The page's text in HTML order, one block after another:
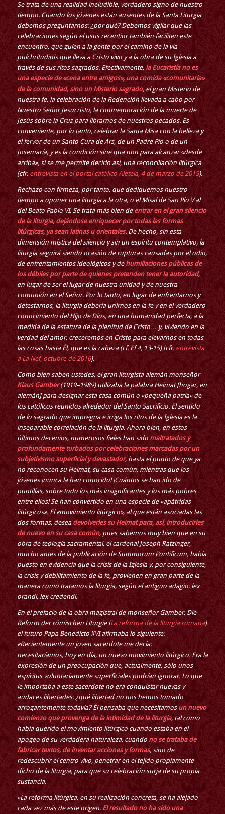
Se trata de una realidad ineludible, verdadero signo de nuestro
tiempo. Cuando los jóvenes están ausentes de la Santa Liturgia
debemos preguntarnos: ¿por qué? Debemos vigilar que las
celebraciones según el usus recentior también faciliten este
encuentro, que guíen a la gente por el camino de la via
pulchritudinis que lleva a Cristo vivo y a la obra de su Iglesia a
través de sus ritos sagrados. Efectivamente, la Eucaristía no es
una especie de «cena entre amigos», una comida «comunitaria»
de la comunidad, sino un Misterio sagrado, el gran Misterio de
nuestra fe, la celebración de la Redención llevada a cabo por
Nuestro Señor Jesucristo, la conmemoración de la muerte de
Jesús sobre la Cruz para librarnos de nuestros pecados. Es
conveniente, por lo tanto, celebrar la Santa Misa con la belleza y
el fervor de un Santo Cura de Ars, de un Padre Pío o de un
Josemaría, y es la condición sine qua non para alcanzar «desde
arriba», si se me permite decirlo así, una reconciliación litúrgica
(cfr. entrevista en el portal católico Aleteia, 4 de marzo de 2015).
Rechazo con firmeza, por tanto, que dediquemos nuestro
tiempo a oponer una liturgia a la otra, o el Misal de San Pío V al
del Beato Pablo VI. Se trata más bien de entrar en el gran silencio
de la liturgia, dejándose enriquecer por todas las formas
litúrgicas, ya sean latinas u orientales. De hecho, sin esta
dimensión mística del silencio y sin un espíritu contemplativo, la
liturgia seguirá siendo ocasión de rupturas causadas por el odio,
de enfrentamientos ideológicos y de humillaciones públicas de
los débiles por parte de quienes pretenden tener la autoridad,
en lugar de ser el lugar de nuestra unidad y de nuestra
comunión en el Señor. Por lo tanto, en lugar de enfrentarnos y
detestarnos, la liturgia debería unirnos en la fe y en el verdadero
conocimiento del Hijo de Dios, en una humanidad perfecta, a la
medida de la estatura de la plenitud de Cristo… y, viviendo en la
verdad del amor, creceremos en Cristo para elevarnos en todas
las cosas hasta Él, que es la cabeza (cf. Ef 4, 13-15) [cfr. entrevista
a La Nef, octubre de 2016].
Como bien saben ustedes, el gran liturgista alemán monseñor
Klaus Gamber(1919–1989) utilizaba la palabra Heimat [hogar, en
alemán] para designar esta casa común o «pequeña patria» de
los católicos reunidos alrededor del Santo Sacrificio. El sentido
de lo sagrado que impregna e irriga los ritos de la Iglesia es la
inseparable correlación de la liturgia. Ahora bien, en estos
últimos decenios, numerosos fieles han sido maltratados y
profundamente turbados por celebraciones marcadas por un
subjetivismo superficial y devastador, hasta el punto de que ya
no reconocen su Heimat, su casa común, mientras que los
jóvenes ¡nunca la han conocido! ¡Cuántos se han ido de
puntillas, sobre todo los más insignificantes y los más pobres
entre ellos! Se han convertido en una especie de «apátridas
litúrgicos». El «movimiento litúrgico», al que están asociadas las
dos formas, desea devolverles su Heimat para, así, introducirles
de nuevo en su casa común, pues sabemos muy bien que en su
obra de teología sacramental, el cardenal Joseph Ratzinger,
mucho antes de la publicación de Summorum Pontificum, había
puesto en evidencia que la crisis de la Iglesia y, por consiguiente,
la crisis y debilitamiento de la fe, provienen en gran parte de la
manera como tratamos la liturgia, según el antiguo adagio: lex
orandi, lex credendi.
En el prefacio de la obra magistral de monseñor Gamber, Die
Reform der römischen Liturgie [La reforma de la liturgia romana]
el futuro Papa Benedicto XVI afirmaba lo siguiente:
«Recientemente un joven sacerdote me decía:
necesitaríamos, hoy en día, un nuevo movimiento litúrgico. Era la
expresión de un preocupación que, actualmente, sólo unos
espíritus voluntariamente superficiales podrían ignorar. Lo que
le importaba a este sacerdote no era conquistar nuevas y
audaces libertades: ¿qué libertad no nos hemos tomado
arrogantemente todavía? Él pensaba que necesitamos un nuevo
comienzo que provenga de la intimidad de la liturgia, tal como
había querido el movimiento litúrgico cuando estaba en el
apogeo de su verdadera naturaleza, cuando no se trataba de
fabricar textos, de inventar acciones y formas, sino de
redescubrir el centro vivo, penetrar en el tejido propiamente
dicho de la liturgia, para que su celebración surja de su propia
sustancia.
»La reforma litúrgica, en su realización concreta, se ha alejado
cada vez más de este origen. El resultado no ha sido una